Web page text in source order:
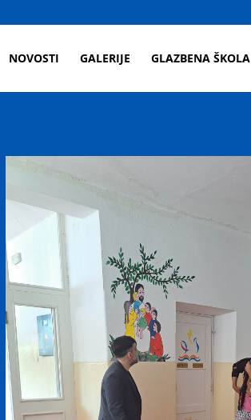
NOVOSTI GALERIJE GLAZBENA ŠKOLA